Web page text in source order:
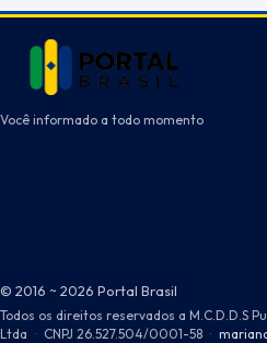
Você informado a todo momento
© 2016 ~ 2026 Portal Brasil
Todos os direitos reservados a M.C.D.D.S
Ltda · CNPJ 26.527.504/0001-58 ·